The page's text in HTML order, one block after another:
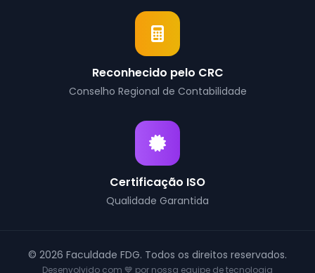
Reconhecido pelo CRC
Conselho Regional de Contabilidade
Certificação ISO
© 2026 Faculdade FDG. Todos os direitos reservados.